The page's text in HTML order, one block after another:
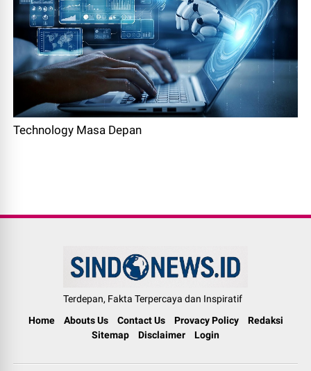
Technology Masa Depan
Terdepan, Fakta Terpercaya dan Inspiratif
Home
Abouts Us Contact Us Provacy Policy
Redaksi
Sitemap
Disclaimer Login